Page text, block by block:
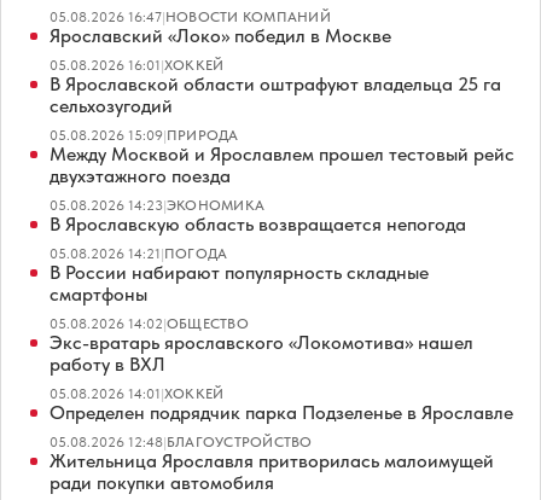
05.08.2026 16:47|НОВОСТИ КОМПАНИЙ
Ярославский «Локо» победил в Москве
05.08.2026 16:01|ХОККЕЙ
В Ярославской области оштрафуют владельца 25 га
сельхозугодий
05.08.2026 15:09|ПРИРОДА
Между Москвой и Ярославлем прошел тестовый рейс
двухэтажного поезда
05.08.2026 14:23|ЭКОНОМИКА
В Ярославскую область возвращается непогода
05.08.2026 14:21|ПОГОДА
В России набирают популярность складные
смартфоны
05.08.2026 14:02|ОБЩЕСТВО
Экс-вратарь ярославского «Локомотива» нашел
работу в ВХЛ
05.08.2026 14:01|ХОККЕЙ
Определен подрядчик парка Подзеленье в Ярославле
05.08.2026 12:48|БЛАГОУСТРОЙСТВО
Жительница Ярославля притворилась малоимущей
ради покупки автомобиля